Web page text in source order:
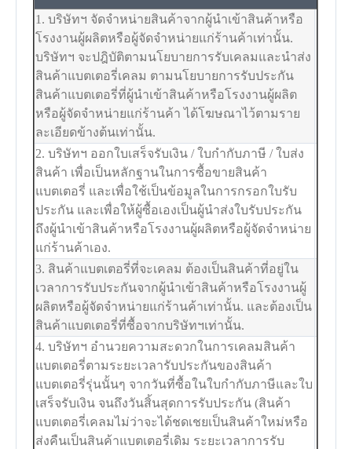
1. บริษัทฯ จัดจำหน่ายสินค้าจากผู้นำเข้าสินค้าหรือ
โรงงานผู้ผลิตหรือผู้จัดจำหน่ายแก่ร้านค้าเท่านั้น.
บริษัทฯ จะปฎิบัติตามนโยบายการรับเคลมและนำส่ง
สินค้าแบตเตอรี่เคลม ตามนโยบายการรับประกัน
สินค้าแบตเตอรี่ที่ผู้นำเข้าสินค้าหรือโรงงานผู้ผลิต
หรือผู้จัดจำหน่ายแก่ร้านค้า ได้โฆษณาไว้ตามราย
ละเอียดข้างต้นเท่านั้น.
2. บริษัทฯ ออกใบเสร็จรับเงิน / ใบกำกับภาษี / ใบส่ง
สินค้า เพื่อเป็นหลักฐานในการซื้อขายสินค้า
แบตเตอรี่ และเพื่อใช้เป็นข้อมูลในการกรอกใบรับ
ประกัน และเพื่อให้ผู้ซื้อเองเป็นผู้นำส่งใบรับประกัน
ถึงผู้นำเข้าสินค้าหรือโรงงานผู้ผลิตหรือผู้จัดจำหน่าย
แก่ร้านค้าเอง.
3. สินค้าแบตเตอรี่ที่จะเคลม ต้องเป็นสินค้าที่อยู่ใน
เวลาการรับประกันจากผู้นำเข้าสินค้าหรือโรงงานผู้
ผลิตหรือผู้จัดจำหน่ายแก่ร้านค้าเท่านั้น. และต้องเป็น
สินค้าแบตเตอรี่ที่ซื้อจากบริษัทฯเท่านั้น.
4. บริษัทฯ อำนวยความสะดวกในการเคลมสินค้า
แบตเตอรี่ตามระยะเวลารับประกันของสินค้า
แบตเตอรี่รุ่นนั้นๆ จากวันที่ซื้อในใบกำกับภาษีและใบ
เสร็จรับเงิน จนถึงวันสิ้นสุดการรับประกัน (สินค้า
แบตเตอรี่เคลมไม่ว่าจะได้ชดเชยเป็นสินค้าใหม่หรือ
ส่งคืนเป็นสินค้าแบตเตอรี่เดิม ระยะเวลาการรับ